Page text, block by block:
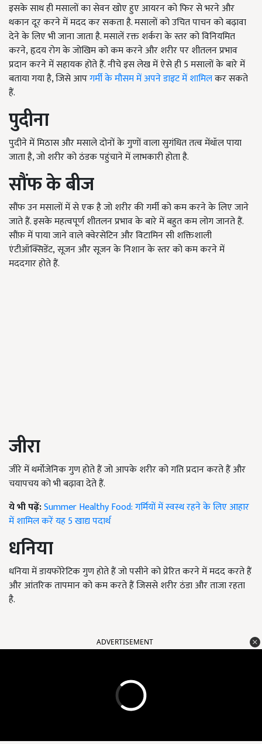
इसके साथ ही मसालों का सेवन खोए हुए आयरन को फिर से भरने और
थकान दूर करने में मदद कर सकता है. मसालों को उचित पाचन को बढ़ावा
देने के लिए भी जाना जाता है. मसालें रक्त शर्करा के स्तर को विनियमित
करने,हृदय रोग के जोखिम को कम करने और शरीर पर शीतलन प्रभाव
प्रदान करने में सहायक होते हैं. नीचे इस लेख में ऐसे ही 5 मसालों के बारे में
बताया गया है, जिसे आपगर्मी के मौसम में अपने डाइट में शामिलकर सकते
हैं.
पुदीना
पुदीने में मिठास और मसाले दोनों के गुणों वाला सुगंधित तत्व मेंथॉल पाया
जाता है, जो शरीर को ठंडक पहुंचाने में लाभकारी होता है.
सौंफ के बीज
सौंफ उन मसालों में से एक है जो शरीर की गर्मी को कम करने के लिए जाने
जाते हैं. इसके महत्वपूर्ण शीतलन प्रभाव के बारे में बहुत कम लोग जानते हैं.
सौंफ़ में पाया जाने वाले क्वेरसेटिन और विटामिन सी शक्तिशाली
एंटीऑक्सिडेंट,सूजन और सूजन के निशान के स्तर को कम करने में
मददगार होते हैं.
जीरा
जीरे में थर्मोजेनिक गुण होते हैं जो आपके शरीर को गति प्रदान करते हैं और
चयापचय को भी बढ़ावा देते हैं.
ये भी पढ़ें:Summer Healthy Food: गर्मियों में स्वस्थ रहने के लिए आहार
में शामिल करें यह 5 खाद्य पदार्थ
धनिया
धनिया में डायफोरेटिक गुण होते हैं जो पसीने को प्रेरित करने में मदद करते हैं
और आंतरिक तापमान को कम करते हैं जिससे शरीर ठंडा और ताजा रहता
है.
ADVERTISEMENT